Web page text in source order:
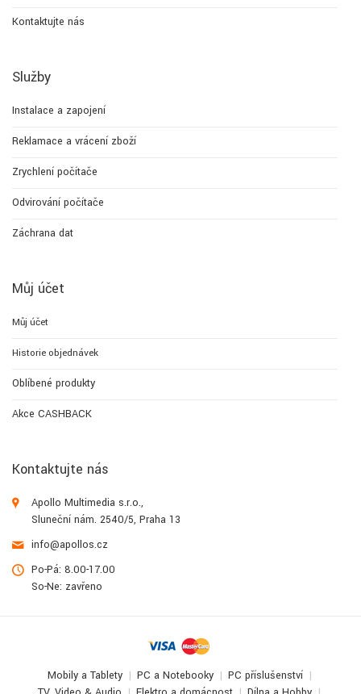
Kontaktujte nás
Služby
Instalace a zapojení
Reklamace a vrácení zboží
Zrychlení počítače
Odvirování počítače
Záchrana dat
Můj účet
Můj účet
Historie objednávek
Oblíbené produkty
Akce CASHBACK
Kontaktujte nás
Apollo Multimedia s.r.o.,
Sluneční nám. 2540/5, Praha 13
info@apollos.cz
Po-Pá: 8.00-17.00
So-Ne: zavřeno
Mobily a Tablety PC a Notebooky
PC příslušenství